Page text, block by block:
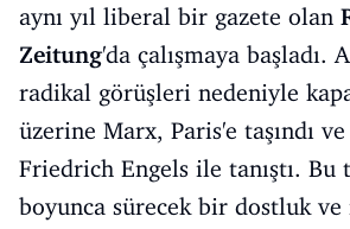
aynı yıl liberal bir gazete olan
Zeitung'da çalışmaya başladı.
radikal görüşleri nedeniyle
üzerine Marx, Paris'e taşındı
Friedrich Engels ile tanıştı. Bu
boyunca sürecek bir dostluk